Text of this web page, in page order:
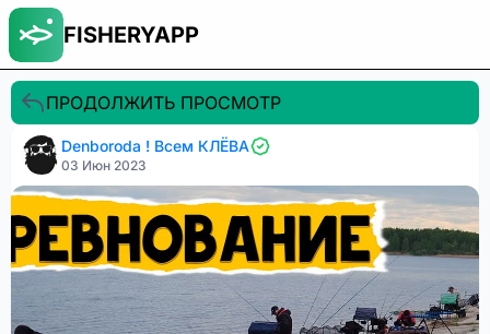
FISHERYAPP
ПРОДОЛЖИТЬ ПРОСМОТР
Denboroda ! Всем КЛЁВА
03 Июн 2023